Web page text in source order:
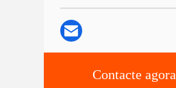
Contacte agora